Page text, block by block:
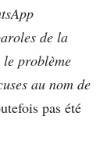
de la
problème
au nom de
pas été